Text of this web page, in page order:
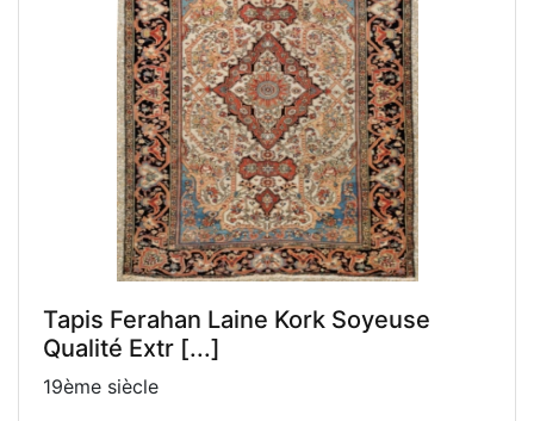
Tapis Ferahan Laine Kork Soyeuse
Qualité Extr [...]
19ème siècle